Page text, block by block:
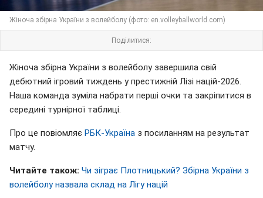
Жіноча збірна України з волейболу (фото: en.volleyballworld.com)
Поділитися:
Жіноча збірна України з волейболу завершила свій
дебютний ігровий тиждень у престижній Лізі націй-2026.
Наша команда зуміла набрати перші очки та закріпитися в
середині турнірної таблиці.
Про це повіомляє РБК-Україна з посиланням на результат
матчу.
Читайте також: Чи зіграє Плотницький? Збірна України з
волейболу назвала склад на Лігу націй